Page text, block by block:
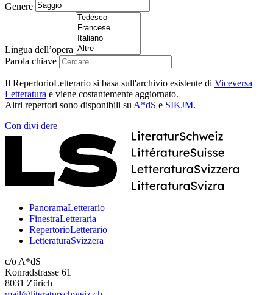
Genere
Lingua dell’opera
Parola chiave
Il RepertorioLetterario si basa sull'archivio esistente di Viceversa
Letteratura e viene costantemente aggiornato.
Altri repertori sono disponibili su A*dS e SIKJM.
Con divi dere
PanoramaLetterario
FinestraLetteraria
RepertorioLetterario
LetteraturaSvizzera
c/o A*dS
Konradstrasse 61
8031 Zürich